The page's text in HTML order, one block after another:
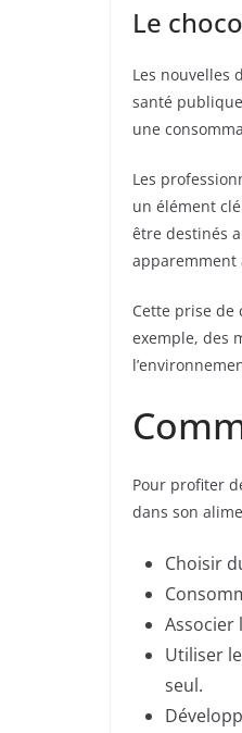
Le
Les nouvelles
santé
une
Les
un élément
être destinés
apparemment
Cette prise de
exemple, des
Pour profiter
dans son
Choisir
Associer
Utiliser
seul.